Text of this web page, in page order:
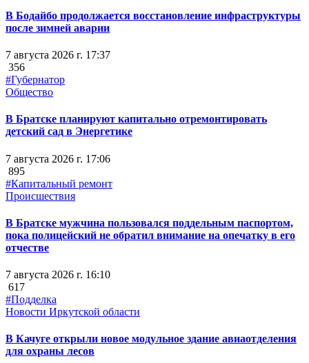
В Бодайбо продолжается восстановление инфраструктуры
после зимней аварии
7 августа 2026 г. 17:37
356
#Губернатор
Общество
В Братске планируют капитально отремонтировать
детский сад в Энергетике
7 августа 2026 г. 17:06
895
#Капитальный ремонт
Происшествия
В Братске мужчина пользовался поддельным паспортом,
пока полицейский не обратил внимание на опечатку в его
отчестве
7 августа 2026 г. 16:10
617
#Подделка
Новости Иркутской области
В Качуге открыли новое модульное здание авиаотделения
для охраны лесов